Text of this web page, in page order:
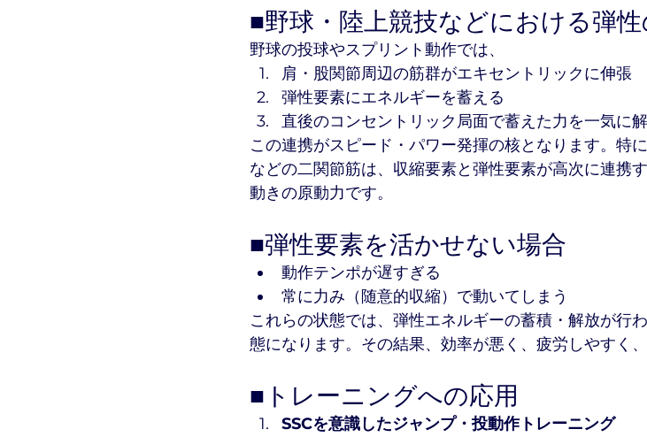
■野球・陸上競技などにおける弾性
野球の投球やスプリント動作では、
肩・股関節周辺の筋群がエキセントリックに伸張
弾性要素にエネルギーを蓄える
直後のコンセントリック局面で蓄えた力を一気に
この連携がスピード・パワー発揮の核となります。特
などの二関節筋は、収縮要素と弾性要素が高次に連携
動きの原動力です。
■弾性要素を活かせない場合
動作テンポが遅すぎる
常に力み（随意的収縮）で動いてしまう
これらの状態では、弾性エネルギーの蓄積・解放が行
態になります。その結果、効率が悪く、疲労しやすく
■トレーニングへの応用
SSCを意識したジャンプ・投動作トレーニング